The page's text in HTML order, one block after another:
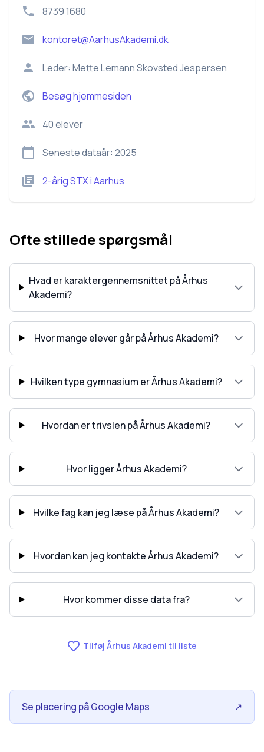
8739 1680
kontoret@AarhusAkademi.dk
Leder: Mette Lemann Skovsted Jespersen
Besøg hjemmesiden
40elever
Seneste dataår: 2025
2-årig STXiAarhus
Ofte stillede spørgsmål
Hvad er karaktergennemsnittet på Århus
Akademi?
Hvor mange elever går på Århus Akademi?
Hvilken type gymnasium er Århus Akademi?
Hvordan er trivslen på Århus Akademi?
Hvor ligger Århus Akademi?
Hvilke fag kan jeg læse på Århus Akademi?
Hvordan kan jeg kontakte Århus Akademi?
Hvor kommer disse data fra?
Tilføj Århus Akademi til liste
Se placering på Google Maps ↗